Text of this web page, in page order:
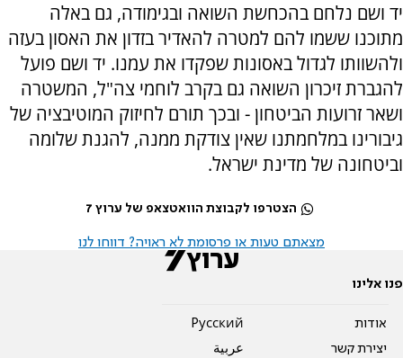
יד ושם נלחם בהכחשת השואה ובגימודה, גם באלה
מתוכנו ששמו להם למטרה להאדיר בזדון את האסון בעזה
ולהשוותו לגדול באסונות שפקדו את עמנו. יד ושם פועל
להגברת זיכרון השואה גם בקרב לוחמי צה"ל, המשטרה
ושאר זרועות הביטחון - ובכך תורם לחיזוק המוטיבציה של
גיבורינו במלחמתנו שאין צודקת ממנה, להגנת שלומה
וביטחונה של מדינת ישראל.
הצטרפו לקבוצת הוואטצאפ של ערוץ 7
מצאתם טעות או פרסומת לא ראויה? דווחו לנו
פנו אלינו
אודות
יצירת קשר
Pусский
عربية